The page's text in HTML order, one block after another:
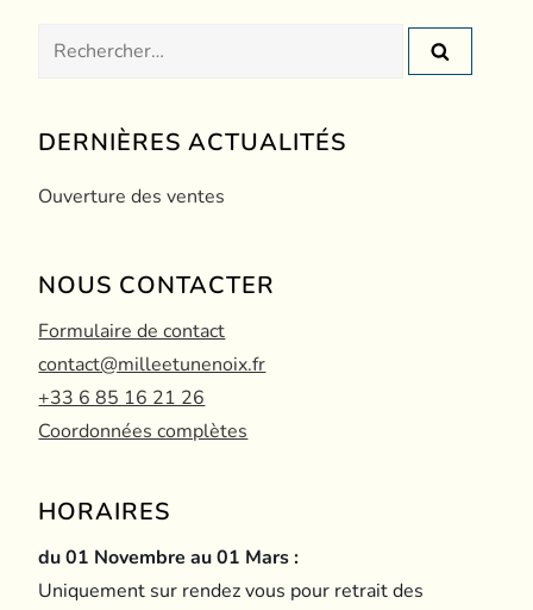
Rechercher :
DERNIÈRES ACTUALITÉS
Ouverture des ventes
NOUS CONTACTER
Formulaire de contact
contact@milleetunenoix.fr
+33 6 85 16 21 26
Coordonnées complètes
HORAIRES
du 01 Novembre au 01 Mars :
Uniquement sur rendez vous pour retrait des